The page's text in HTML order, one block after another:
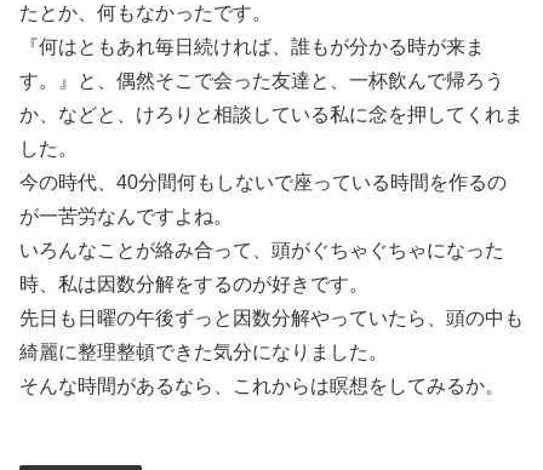
たとか、何もなかったです。
『何はともあれ毎日続ければ、誰もが分かる時が来ま
す。』と、偶然そこで会った友達と、一杯飲んで帰ろう
か、などと、けろりと相談している私に念を押してくれま
した。
今の時代、40分間何もしないで座っている時間を作るの
が一苦労なんですよね。
いろんなことが絡み合って、頭がぐちゃぐちゃになった
時、私は因数分解をするのが好きです。
先日も日曜の午後ずっと因数分解やっていたら、頭の中も
綺麗に整理整頓できた気分になりました。
そんな時間があるなら、これからは瞑想をしてみるか。